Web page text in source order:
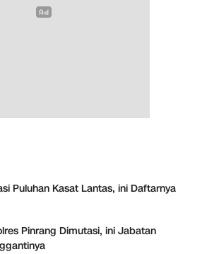
Puluhan Kasat Lantas, ini Daftarnya
Pinrang Dimutasi, ini Jabatan